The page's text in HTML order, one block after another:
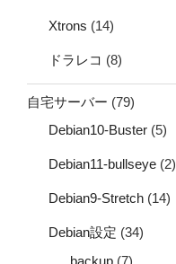
Xtrons (14)
ドラレコ (8)
自宅サーバー (79)
Debian10-Buster (5)
Debian11-bullseye (2)
Debian9-Stretch (14)
Debian設定 (34)
backup (7)